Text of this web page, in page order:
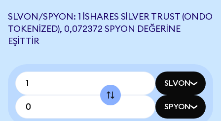
SLVON/SPYON: 1 ISHARES SILVER TRUST (ONDO
TOKENIZED), 0,072372 SPYON DEĞERINE
EŞITTIR
SLVON
SPYON